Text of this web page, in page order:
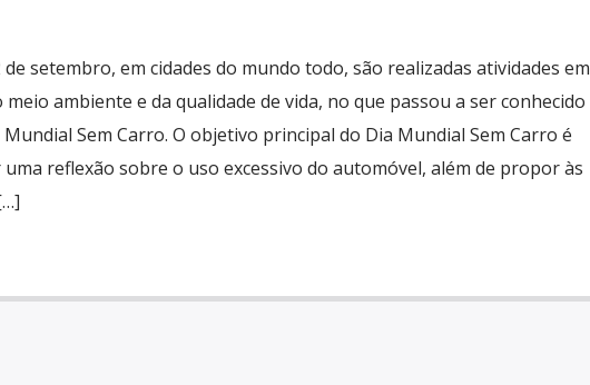
de setembro, em cidades do mundo todo, são realizadas atividades em
meio ambiente e da qualidade de vida, no que passou a ser conhecido
Sem Carro. O objetivo principal do Dia Mundial Sem Carro é
reflexão sobre o uso excessivo do automóvel, além de propor às